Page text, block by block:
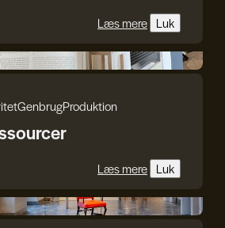
Læs mere Luk
GenbrugProduktion
Læs mere Luk
Danmark